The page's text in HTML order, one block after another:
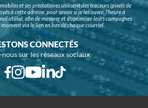
et ses prestataires utilisent des traceurs (pixels de
à cette adresse, pour savoir si je les ouvre, l'heure à
utilisé, afin de mesurer et d'optimiser leurs campagnes.
via le lien en bas de chaque courriel.
CONNECTÉS
nous sur les réseaux sociaux